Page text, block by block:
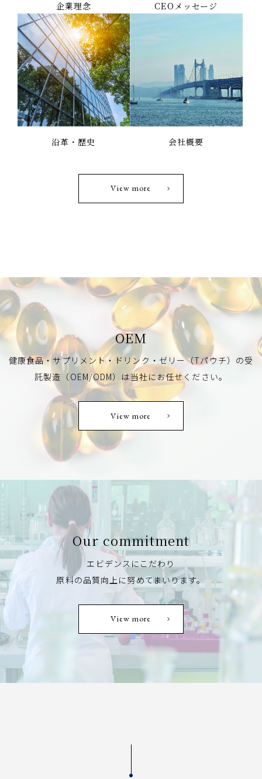
企業理念 CEOメッセージ
沿革・歴史 会社概要
View more
OEM
健康食品・サプリメント・ドリンク・ゼリー（Tパウチ）の受
託製造（OEM/ODM）は当社にお任せください。
View more
Our commitment
エビデンスにこだわり
原料の品質向上に努めてまいります。
View more